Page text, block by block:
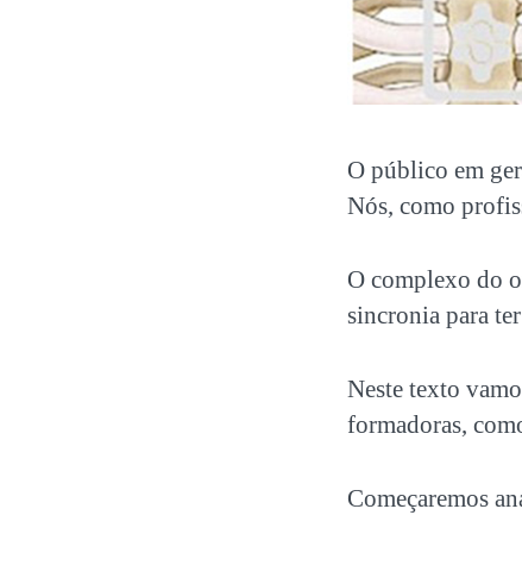
O público em
Nós, como
O complexo do
sincronia para
Neste texto
formadoras,
Começaremos